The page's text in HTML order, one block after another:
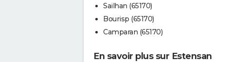
Sailhan (65170)
Bourisp (65170)
Camparan (65170)
En savoir plus sur Estensan